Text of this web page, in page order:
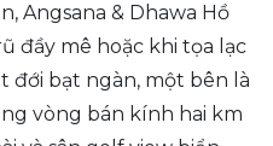
Angsana & Dhawa Hồ
đầy mê hoặc khi tọa lạc
đới bạt ngàn, một bên là
vòng bán kính hai km